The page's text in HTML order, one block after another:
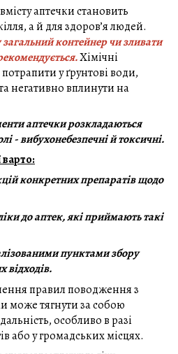
аптечки становить
а й для здоров’я людей.
контейнер чи зливати
Хімічні
у ґрунтові води,
негативно вплинути на
аптечки розкладаються
- вибухонебезпечні й токсичні.
варто:
конкретних препаратів щодо
до аптек, які приймають такі
пунктами збору
відходів.
правил поводження з
може тягнути за собою
особливо в разі
або у громадських місцях.